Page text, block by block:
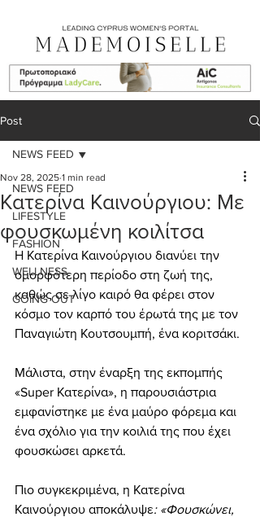
Post
NEWS FEED
LIFESTYLE
FASHION
WELLNESS
GOING OUT
NEWS FEED
Κατερίνα Καινούργιου: Με
φουσκωμένη κοιλίτσα
Nov 28, 2025 1 min read
Η Κατερίνα Καινούργιου διανύει την
ομορφότερη περίοδο στη ζωή της,
καθώς σε λίγο καιρό θα φέρει στον
κόσμο τον καρπό του έρωτά της με τον
Παναγιώτη Κουτσουμπή, ένα κοριτσάκι.
Μάλιστα, στην έναρξη της εκπομπής
«Super Κατερίνα», η παρουσιάστρια
εμφανίστηκε με ένα μαύρο φόρεμα και
ένα σχόλιο για την κοιλιά της που έχει
φουσκώσει αρκετά.
Πιο συγκεκριμένα, η Κατερίνα
Καινούργιου αποκάλυψε: «Φουσκώνει,